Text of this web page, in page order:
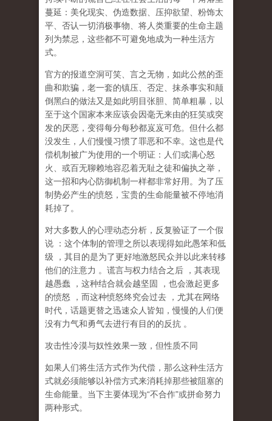
蔓延：美化现实、伪造数据、压抑欲望、粉饰太
平、否认一切消极事物、将人类重要的生命主题
列为禁忌，这些都不可避免地成为一种生活方
式。
官方的报道空洞可笑、言之无物，如此公然的歪
曲和欺骗，老一套的镇压、否定、抹杀事实和颠
倒黑白的做法又是如此明目张胆、简单粗暴，以
至于这个国家本来应该会因毫无来由的狂笑或突
发的厌恶，变得每分每秒都岌岌可危。但什么都
没发生，人们慢慢习惯了罪恶和不幸。这也是代
偿机制被广为使用的一个明证：人们或满心怒
火、或百无聊赖地容忍着无耻之徒和偏执之举，
这一招和内心防御机制一样都非常好用。为了压
制势必产生的愤怒，宝贵的生命能量被不停地消
耗掉了。
对大多数人的心理动态分析，反复验证了一个假
说
：这个体制的管理之所以表现得如此愚笨和低
级
，其目的是为了更好地激怒民众并以此来转移
他们的注意力 。谎言与权力结合之后
，其表现
越愚蠢
，这种结合就会越坚固
，也会激起更多
的愤怒
，而这种愤怒终究会过去
，尤其在网络
时代，话题更替之迅速众人皆知，慢慢的人们便
没有力气和勇气去进行有目的的反抗 。
攻击性冷漠与奴性效果一致，但性质不同
如果人们将生活方式作为代偿，那么这种生活方
式就必须能够以补偿方式来消耗掉那些被阻塞的
生命能量。当下主要体现为“不合作”或拼命努力
两种形式。